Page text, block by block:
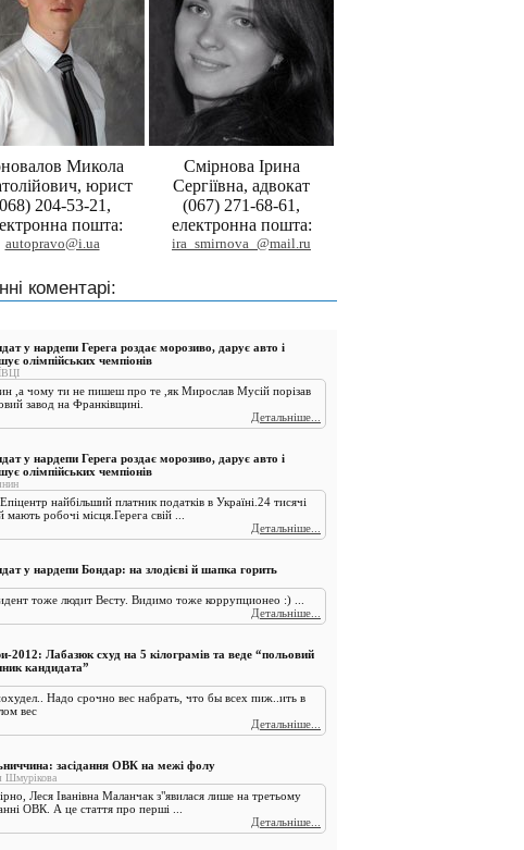
Микола
юрист
204-53-21,
пошта:
autopravo@i.ua
Смірнова Ірина
Сергіївна, адвокат
(067) 271-68-61,
електронна пошта:
ira_smirnova_@mail.ru
коментарі:
у нардепи Герега роздає морозиво, дарує авто і
олімпійських чемпіонів
,а чому ти не пишеш про те ,як Мирослав Мусій порізав
завод на Франківщині.
Детальніше...
у нардепи Герега роздає морозиво, дарує авто і
олімпійських чемпіонів
найбільший платник податків в Україні.24 тисячі
мають робочі місця.Герега свій ...
Детальніше...
у нардепи Бондар: на злодієві й шапка горить
тоже людит Весту. Видимо тоже коррупционео :) ...
Детальніше...
2012: Лабазюк схуд на 5 кілограмів та веде “польовий
кандидата”
Надо срочно вес набрать, что бы всех пиж..ить в
вес
Детальніше...
засідання ОВК на межі фолу
Шмурікова
Леся Іванівна Маланчак з"явилася лише на третьому
ОВК. А це стаття про перші ...
Детальніше...